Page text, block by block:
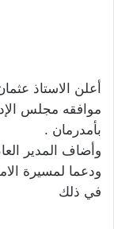
أعلن الاستاذ
موافقه مجلس
بأمدرمان .
وأضاف المدير
ودعما لمسيرة
في ذلك